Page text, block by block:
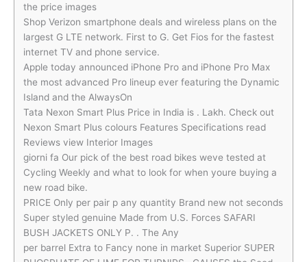
the price images
Shop Verizon smartphone deals and wireless plans on the
largest G LTE network. First to G. Get Fios for the fastest
internet TV and phone service.
Apple today announced iPhone Pro and iPhone Pro Max
the most advanced Pro lineup ever featuring the Dynamic
Island and the AlwaysOn
Tata Nexon Smart Plus Price in India is . Lakh. Check out
Nexon Smart Plus colours Features Specifications read
Reviews view Interior Images
giorni fa Our pick of the best road bikes weve tested at
Cycling Weekly and what to look for when youre buying a
new road bike.
PRICE Only per pair p any quantity Brand new not seconds
Super styled genuine Made from U.S. Forces SAFARI
BUSH JACKETS ONLY P. . The Any
per barrel Extra to Fancy none in market Superior SUPER